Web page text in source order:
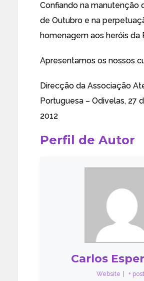
Confiando na manutenção
de Outubro e na
homenagem aos heróis da
Apresentamos os nossos
Direcção da Associação
Portuguesa – Odivelas, 27
2012
Perfil de Autor
Carlos
Website +